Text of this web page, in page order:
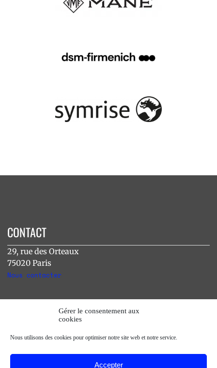
Gérer le consentement aux
cookies
Nous utilisons des cookies pour optimiser notre site web et notre service.
Accepter
CONTACT
29, rue des Orteaux
75020 Paris
Nous contacter